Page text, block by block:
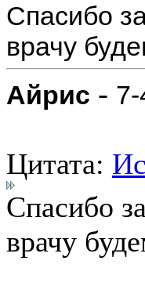
Спасибо
врачу
Айрис -
Цитата:
Спасибо
врачу